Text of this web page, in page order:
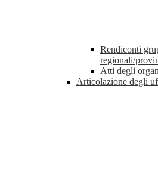
Rendiconti
regionali/
Atti degli
Articolazione degli